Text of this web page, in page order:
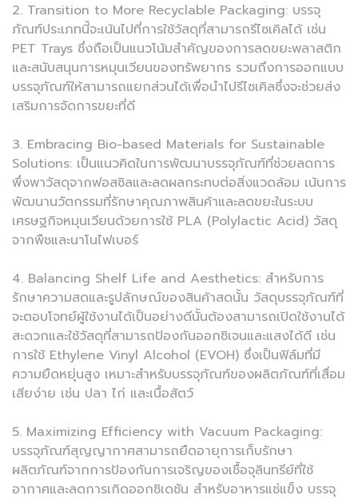
2. Transition to More Recyclable Packaging: บรรจุ
ภัณฑ์ประเภทนี้จะเน้นไปที่การใช้วัสดุที่สามารถรีไซเคิลได้ เช่น
PET Trays ซึ่งถือเป็นแนวโน้มสำคัญของการลดขยะพลาสติก
และสนับสนุนการหมุนเวียนของทรัพยากร รวมถึงการออกแบบ
บรรจุภัณฑ์ให้สามารถแยกส่วนได้เพื่อนำไปรีไซเคิลซึ่งจะช่วยส่ง
เสริมการจัดการขยะที่ดี
3. Embracing Bio-based Materials for Sustainable
Solutions: เป็นแนวคิดในการพัฒนาบรรจุภัณฑ์ที่ช่วยลดการ
พึ่งพาวัสดุจากฟอสซิลและลดผลกระทบต่อสิ่งแวดล้อม เน้นการ
พัฒนานวัตกรรมที่รักษาคุณภาพสินค้าและลดขยะในระบบ
เศรษฐกิจหมุนเวียนด้วยการใช้ PLA (Polylactic Acid) วัสดุ
จากพืชและนาโนไฟเบอร์
4. Balancing Shelf Life and Aesthetics: สำหรับการ
รักษาความสดและรูปลักษณ์ของสินค้าสดนั้น วัสดุบรรจุภัณฑ์ที่
จะตอบโจทย์ผู้ใช้งานได้เป็นอย่างดีนั้นต้องสามารถเปิดใช้งานได้
สะดวกและใช้วัสดุที่สามารถป้องกันออกซิเจนและแสงได้ดี เช่น
การใช้ Ethylene Vinyl Alcohol (EVOH) ซึ่งเป็นฟิล์มที่มี
ความยืดหยุ่นสูง เหมาะสำหรับบรรจุภัณฑ์ของผลิตภัณฑ์ที่เสื่อม
เสียง่าย เช่น ปลา ไก่ และเนื้อสัตว์
5. Maximizing Efficiency with Vacuum Packaging:
บรรจุภัณฑ์สุญญากาศสามารถยืดอายุการเก็บรักษา
ผลิตภัณฑ์จากการป้องกันการเจริญของเชื้อจุลินทรีย์ที่ใช้
อากาศและลดการเกิดออกซิเดชัน สำหรับอาหารแช่แข็ง บรรจุ